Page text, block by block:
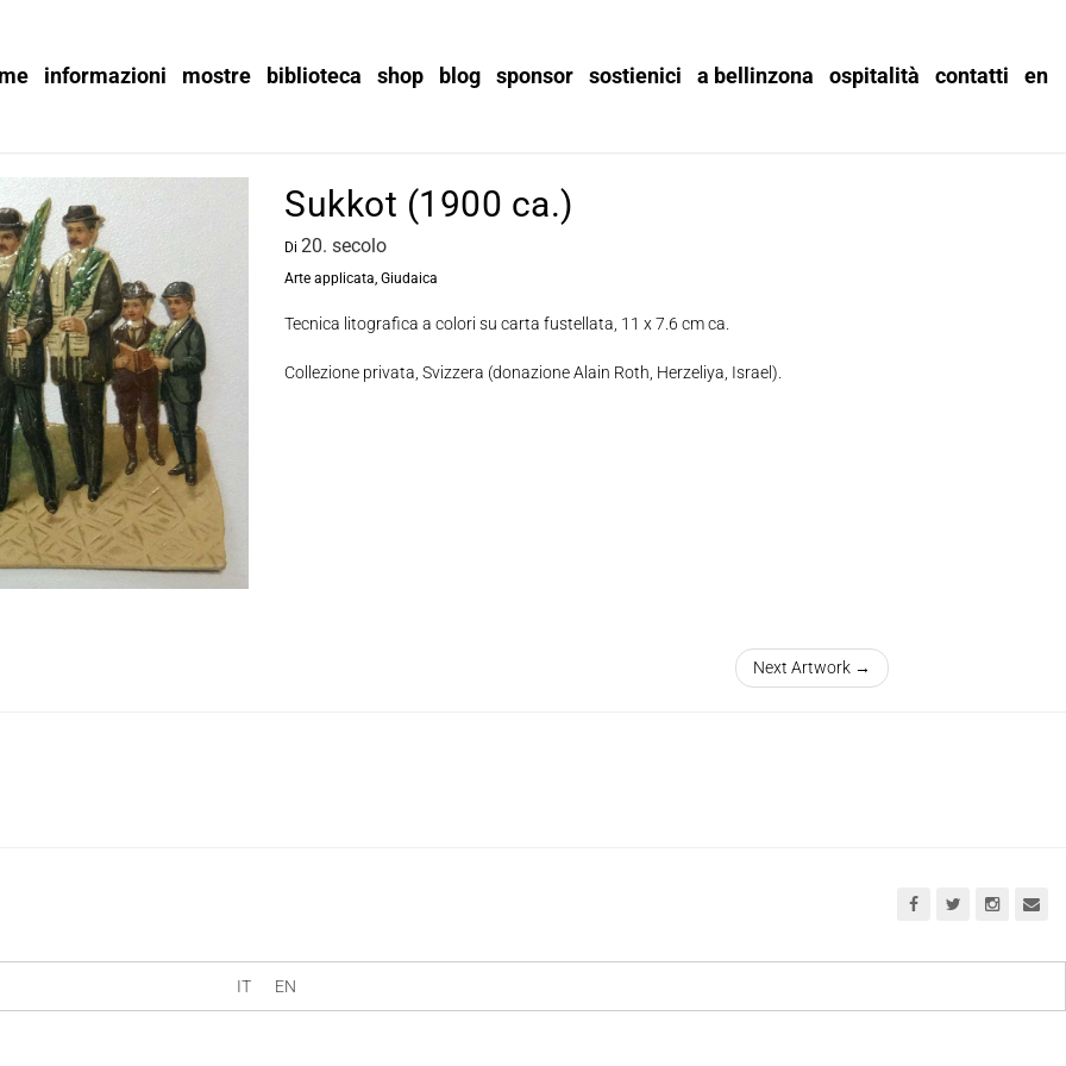
informazioni mostre biblioteca shop blog sponsor sostienici a bellinzona ospitalità contatti en
Sukkot (1900 ca.)
Di 20. secolo
Arte applicata, Giudaica
Tecnica litografica a colori su carta fustellata, 11 x 7.6 cm ca.
Collezione privata, Svizzera (donazione Alain Roth, Herzeliya, Israel).
Next Artwork →
IT EN